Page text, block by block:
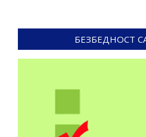
БЕЗБЕДНОСТ